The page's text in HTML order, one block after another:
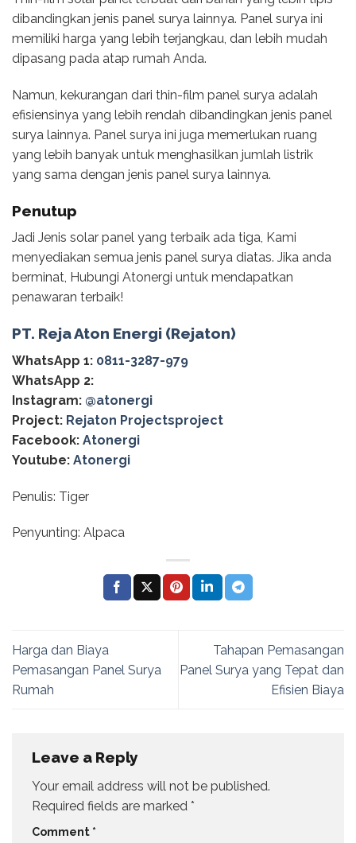
dibandingkan jenis panel surya lainnya. Panel surya ini
memiliki harga yang lebih terjangkau, dan lebih mudah
dipasang pada atap rumah Anda.
Namun, kekurangan dari thin-film panel surya adalah
efisiensinya yang lebih rendah dibandingkan jenis panel
surya lainnya. Panel surya ini juga memerlukan ruang
yang lebih banyak untuk menghasilkan jumlah listrik
yang sama dengan jenis panel surya lainnya.
Penutup
Jadi Jenis solar panel yang terbaik ada tiga, Kami
menyediakan semua jenis panel surya diatas. Jika anda
berminat, Hubungi Atonergi untuk mendapatkan
penawaran terbaik!
PT. Reja Aton Energi (Rejaton)
WhatsApp 1: 0811-3287-979
WhatsApp 2:
Instagram: @‌atonergi
Project: Rejaton Projectsproject
Facebook: Atonergi
Youtube: Atonergi
Penulis: Tiger
Penyunting: Alpaca
Harga dan Biaya
Pemasangan Panel Surya
Rumah
Tahapan Pemasangan
Panel Surya yang Tepat dan
Efisien Biaya
Leave a Reply
Your email address will not be published.
Required fields are marked *
Comment *